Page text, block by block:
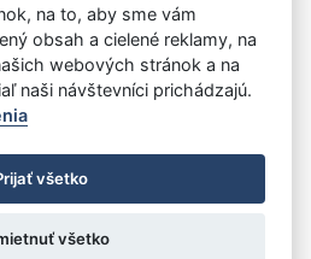
republiky Bratislava
práva vyhradené
Zmluvy do 31.12.2010
na to, aby sme vám
obsah a cielené reklamy, na
webových stránok a na
naši návštevníci prichádzajú.
všetko
všetko